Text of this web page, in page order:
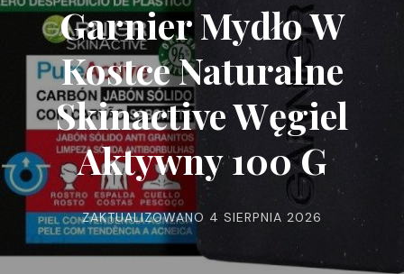
Garnier Mydło W
Kostce Naturalne
Skinactive Węgiel
Aktywny 100 G
ZAKTUALIZOWANO 4 SIERPNIA 2026